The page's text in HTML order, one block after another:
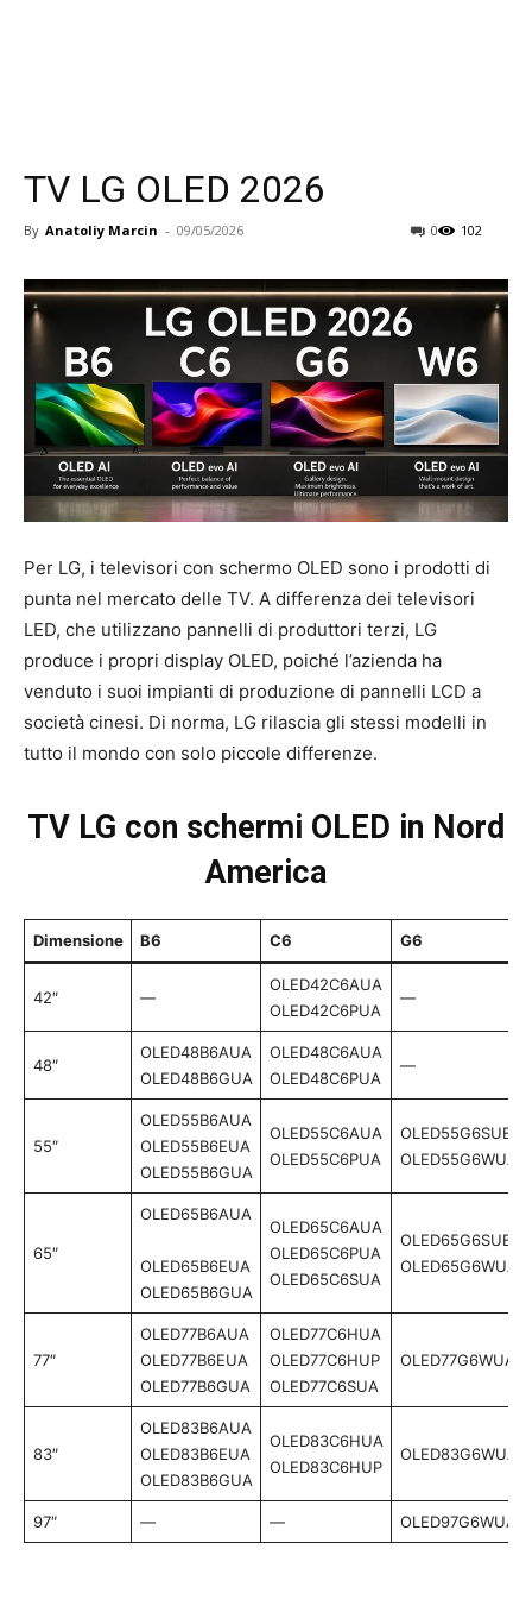
TV LG OLED 2026
By Anatoliy Marcin - 09/05/2026 102
0
Per LG, i televisori con schermo OLED sono i prodotti di
punta nel mercato delle TV. A differenza dei televisori
LED, che utilizzano pannelli di produttori terzi, LG
produce i propri display OLED, poiché l’azienda ha
venduto i suoi impianti di produzione di pannelli LCD a
società cinesi. Di norma, LG rilascia gli stessi modelli in
tutto il mondo con solo piccole differenze.
TV LG con schermi OLED in Nord
America
Dimensione B6 C6 G6
42″ —
OLED42C6AUA
OLED42C6PUA
—
48″
OLED48B6AUA
OLED48B6GUA
OLED48C6AUA
OLED48C6PUA
—
55″
OLED55B6AUA
OLED55B6EUA
OLED55B6GUA
OLED55C6AUA
OLED55C6PUA
OLED55G6SUB
OLED55G6WUA
65″
OLED65B6AUA
OLED65B6EUA
OLED65B6GUA
OLED65C6AUA
OLED65C6PUA
OLED65C6SUA
OLED65G6SUB
OLED65G6WUA
77″
OLED77B6AUA
OLED77B6EUA
OLED77B6GUA
OLED77C6HUA
OLED77C6HUP
OLED77C6SUA
OLED77G6WUA
83″
OLED83B6AUA
OLED83B6EUA
OLED83B6GUA
OLED83C6HUA
OLED83C6HUP
OLED83G6WUA
97″ — — OLED97G6WUA